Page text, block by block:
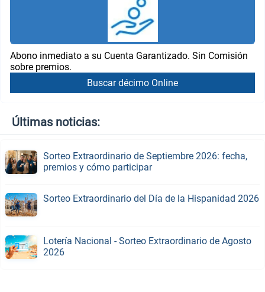
Abono inmediato a su Cuenta Garantizado. Sin Comisión
sobre premios.
Buscar décimo Online
Últimas noticias:
Sorteo Extraordinario de Septiembre 2026: fecha,
premios y cómo participar
Sorteo Extraordinario del Día de la Hispanidad 2026
Lotería Nacional - Sorteo Extraordinario de Agosto
2026